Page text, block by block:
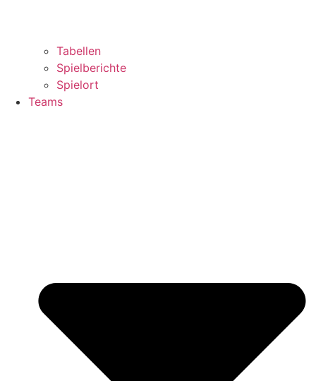
Tabellen
Spielberichte
Spielort
Teams